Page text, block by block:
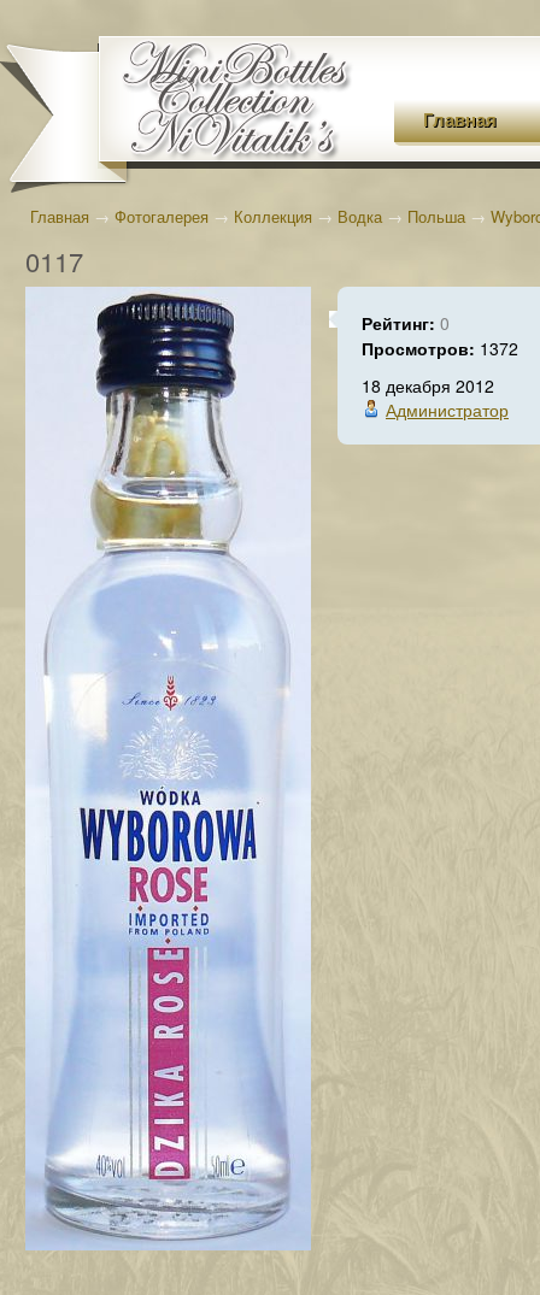
Главная
Главная → Фотогалерея → Коллекция → Водка→ Польша→
0117
Рейтинг: 0
Просмотров: 1372
18 декабря 2012
Администратор